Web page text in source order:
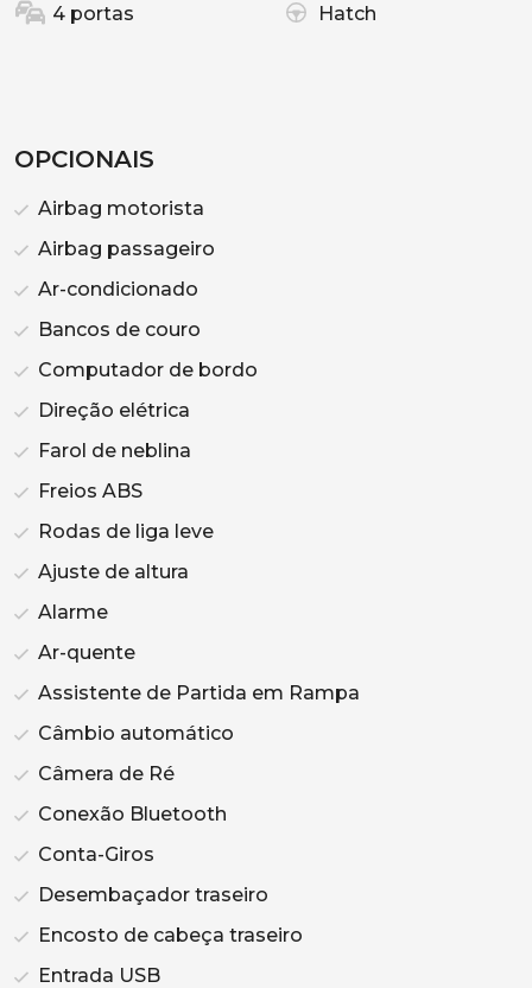
4 portas Hatch
OPCIONAIS
Airbag motorista
Airbag passageiro
Ar-condicionado
Bancos de couro
Computador de bordo
Direção elétrica
Farol de neblina
Freios ABS
Rodas de liga leve
Ajuste de altura
Alarme
Ar-quente
Assistente de Partida em Rampa
Câmbio automático
Câmera de Ré
Conexão Bluetooth
Conta-Giros
Desembaçador traseiro
Encosto de cabeça traseiro
Entrada USB